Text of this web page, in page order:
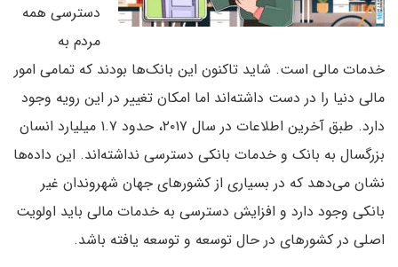
دسترسی همه
مردم به
خدمات مالی است. شاید تاکنون این بانک‌ها بودند که تمامی امور
مالی دنیا را در دست داشته‌اند اما امکان تغییر در این رویه وجود
دارد. طبق آخرین اطلاعات در سال ۲۰۱۷، حدود ۱.۷ میلیارد انسان
بزرگسال به بانک و خدمات بانکی دسترسی نداشته‌اند. این داده‌ها
نشان می‌دهد که در بسیاری از کشورهای جهان شهروندان غیر
بانکی وجود دارد و افزایش دسترسی به خدمات مالی باید اولویت
اصلی در کشورهای در حال توسعه و توسعه یافته باشد.